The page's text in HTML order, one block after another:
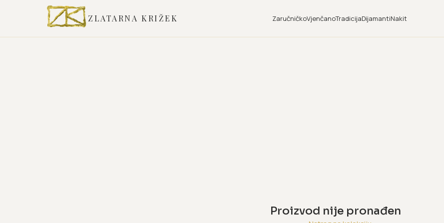
ZLATARNA KRIŽEK ZaručničkoVjenčanoTradicijaDijamantiNakit
Proizvod nije pronađen